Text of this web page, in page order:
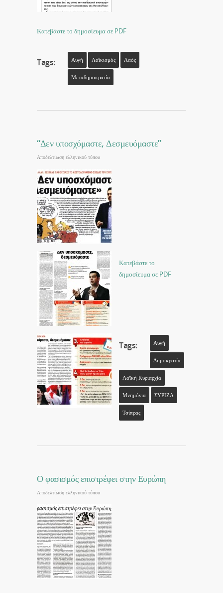
Κατεβάστε το δημοσίευμα σε PDF
Tags: Αυγή Λαϊκισμός Λαός
Μεταδημοκρατία
“Δεν υποσχόμαστε, Δεσμευόμαστε”
Αποδελτίωση ελληνικού τύπου
Κατεβάστε το
δημοσίευμα σε PDF
Tags: Αυγή
Δημοκρατία
Λαϊκή Κυριαρχία
Μνημόνια ΣΥΡΙΖΑ
Τσίπρας
Ο φασισμός επιστρέφει στην Ευρώπη
Αποδελτίωση ελληνικού τύπου